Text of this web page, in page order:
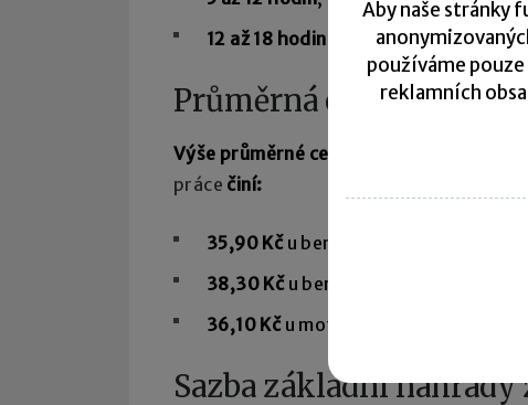
12 až 18 hodin , byla poskytnuta3
Průměrná cena
Výše průměrné ceny za 1 litr pohonné
práce činí:
35,90 Kču benzinu automobilového
38,30 Kču benzinu automobilového
36,10 Kču motorové nafty.
Sazba základní
Aby naše stránky
používáme
reklamních